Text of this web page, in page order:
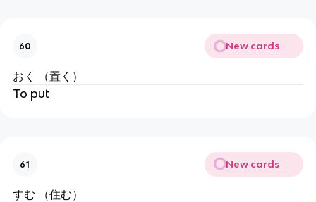
60 New cards
おく （置く）
To put
61 New cards
すむ （住む）